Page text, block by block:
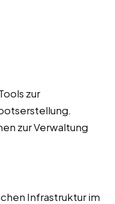
zur
zur Verwaltung
Infrastruktur im